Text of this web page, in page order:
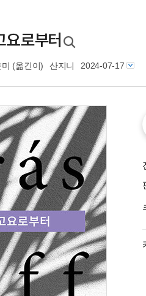
요로부터
(옮긴이) 산지니 2024-07-17